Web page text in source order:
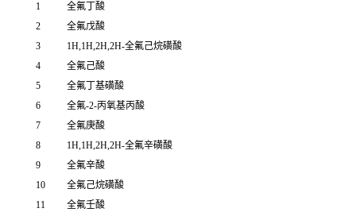
1
全氟丁酸
2
全氟戊酸
3
1H,1H,2H,2H-全氟己烷磺酸
4
全氟己酸
5
全氟丁基磺酸
6
全氟-2-丙氧基丙酸
7
全氟庚酸
8
1H,1H,2H,2H-全氟辛磺酸
9
全氟辛酸
10
全氟己烷磺酸
11
全氟壬酸